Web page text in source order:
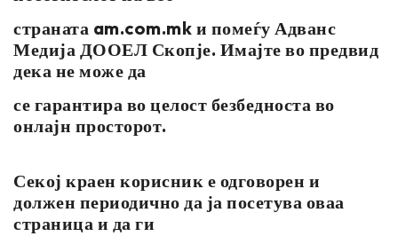
страната am.com.mk и помеѓу Адванс
Медија ДООЕЛ Скопје. Имајте во предвид
дека не може да
се гарантира во целост безбедноста во
онлајн просторот.
Секој краен корисник е одговорен и
должен периодично да ја посетува оваа
страница и да ги